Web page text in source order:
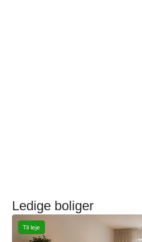
Ledige boliger
Til leje